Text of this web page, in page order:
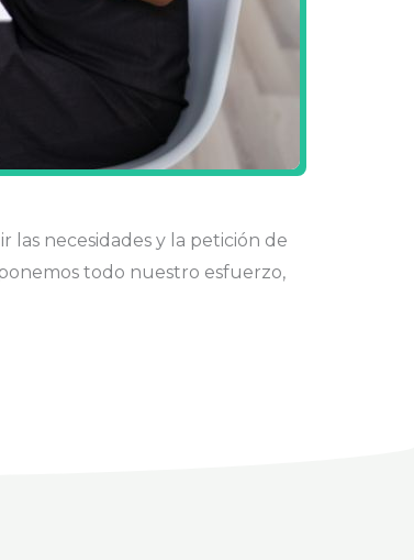
las necesidades y la petición de
todo nuestro esfuerzo,